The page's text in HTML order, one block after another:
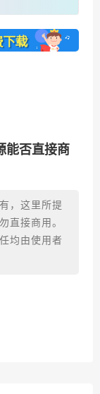
能否直接商
，这里所提
直接商用。
均由使用者